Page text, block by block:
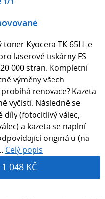
Kyocera TK-65H je
laserové tiskárny FS
000 stran. Kompletní
výměny všech
renovace? Kazeta
vyčistí. Následně se
díly (fotocitlivý válec,
a kazeta se naplní
originálu (na
Celý popis
048 KČ